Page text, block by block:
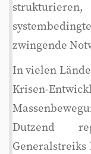
zwingende
In vielen
Krisen-
Dutzend
Generalstreiks